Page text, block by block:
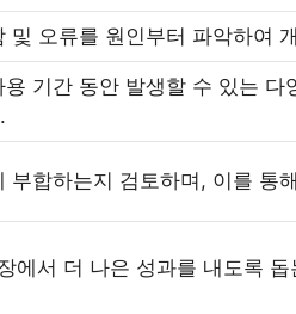
및 오류를 원인부터 파악하여
기간 동안 발생할 수 있는
부합하는지 검토하며, 이를 통
에서 더 나은 성과를 내도록